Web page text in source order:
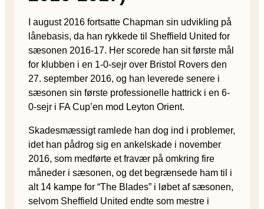
I august 2016 fortsatte Chapman sin udvikling på
lånebasis, da han rykkede til Sheffield United for
sæsonen 2016-17. Her scorede han sit første mål
for klubben i en 1-0-sejr over Bristol Rovers den
27. september 2016, og han leverede senere i
sæsonen sin første professionelle hattrick i en 6-
0-sejr i FA Cup’en mod Leyton Orient.
Skadesmæssigt ramlede han dog ind i problemer,
idet han pådrog sig en ankelskade i november
2016, som medførte et fravær på omkring fire
måneder i sæsonen, og det begrænsede ham til i
alt 14 kampe for “The Blades” i løbet af sæsonen,
selvom Sheffield United endte som mestre i